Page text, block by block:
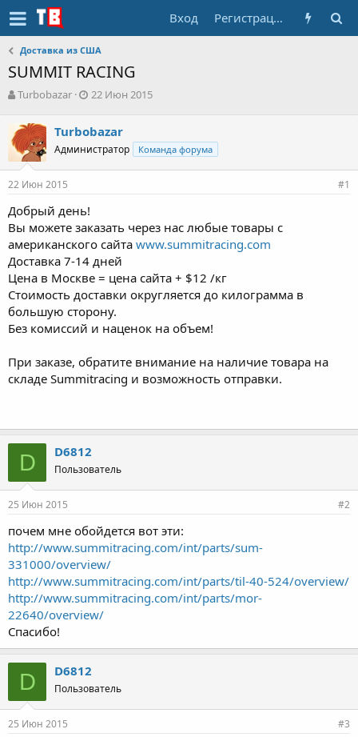
Вход Регистрация
Доставка из США
SUMMIT RACING
А
т
о
р
т
е
ы
Turbobazar
Д
а
н
а
22 Июн 2015
Turbobazar
Администратор Команда форума
22 Июн 2015 #1
Добрый день!
Вы можете заказать через нас любые товары с
американского сайта www.summitracing.com
Доставка 7-14 дней
Цена в Москве = цена сайта + $12 /кг
Стоимость доставки округляется до килограмма в
большую сторону.
Без комиссий и наценок на объем!
При заказе, обратите внимание на наличие товара на
складе Summitracing и возможность отправки.
D D6812
Пользователь
25 Июн 2015 #2
почем мне обойдется вот эти:
http://www.summitracing.com/int/parts/sum-
331000/overview/
http://www.summitracing.com/int/parts/til-40-524/overview/
http://www.summitracing.com/int/parts/mor-
22640/overview/
Спасибо!
D D6812
Пользователь
25 Июн 2015 #3